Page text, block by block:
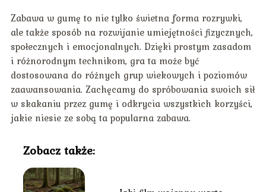
Zabawa w gumę to nie tylko świetna forma rozrywki,
ale także sposób na rozwijanie umiejętności fizycznych,
społecznych i emocjonalnych. Dzięki prostym zasadom
i różnorodnym technikom, gra ta może być
dostosowana do różnych grup wiekowych i poziomów
zaawansowania. Zachęcamy do spróbowania swoich sił
w skakaniu przez gumę i odkrycia wszystkich korzyści,
jakie niesie ze sobą ta popularna zabawa.
Zobacz także: